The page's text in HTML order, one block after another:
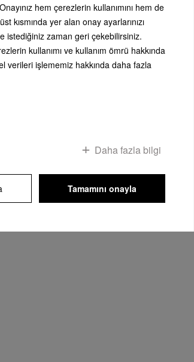
cihazın evinizdeki
kapsamlı
kullanıma
zaman
olduğumuzu
hem çerezlerin kullanımını hem de
kısmında yer alan onay ayarlarınızı
istediğiniz zaman geri çekebilirsiniz.
kullanımı ve kullanım ömrü hakkında
verileri işlememiz hakkında daha fazla
Daha fazla bilgi
Tamamını onayla